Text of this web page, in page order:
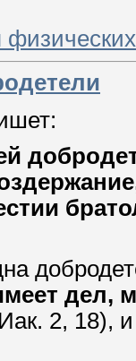
дел,
2, 18),